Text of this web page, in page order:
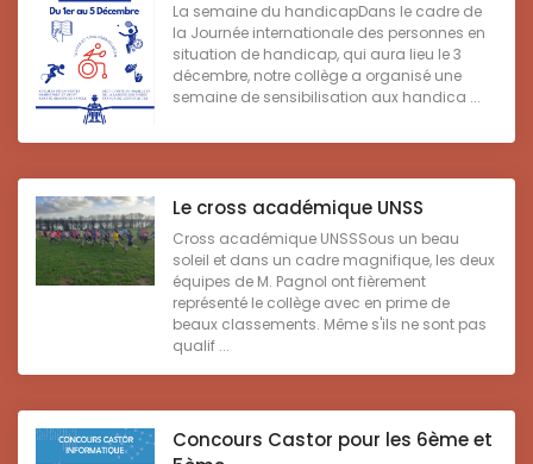
La semaine du handicapDans le cadre de
la Journée internationale des personnes en
situation de handicap, qui aura lieu le 3
décembre, notre collège a organisé une
semaine de sensibilisation aux handica ...
Le cross académique UNSS
Cross académique UNSSSous un beau
soleil et dans un cadre magnifique, les deux
équipes de M. Pagnol ont fièrement
représenté le collège avec en prime de
beaux classements. Même s'ils ne sont pas
qualif ...
Concours Castor pour les 6ème et